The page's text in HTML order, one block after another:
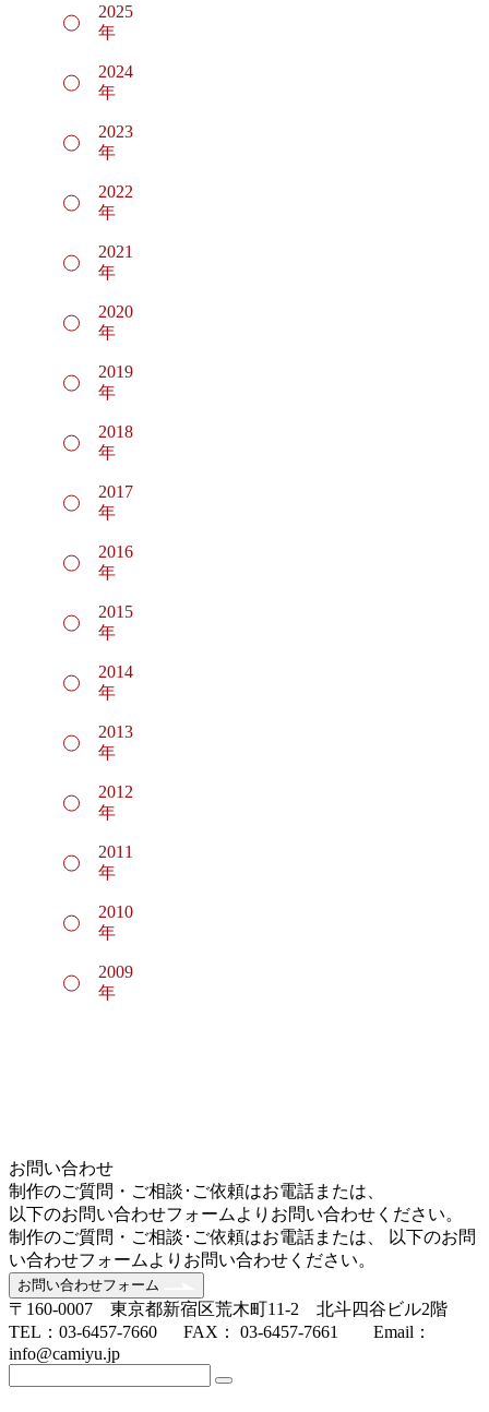
2025
年
2024
年
2023
年
2022
年
2021
年
2020
年
2019
年
2018
年
2017
年
2016
年
2015
年
2014
年
2013
年
2012
年
2011
年
2010
年
2009
年
お問い合わせ
制作のご質問・ご相談･ご依頼はお電話または、
以下のお問い合わせフォームよりお問い合わせください。
制作のご質問・ご相談･ご依頼はお電話または、 以下のお問
い合わせフォームよりお問い合わせください。
お問い合わせフォーム
〒160-0007 東京都新宿区荒木町11-2 北斗四谷ビル2階
TEL：03-6457-7660 FAX： 03-6457-7661 Email：
info@camiyu.jp